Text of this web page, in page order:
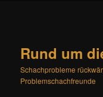
Rund um
Schachprobleme
Problemschachfreunde